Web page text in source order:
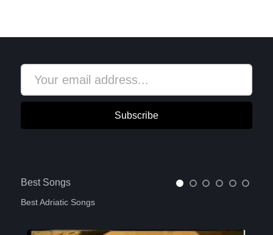
Subscribe
Best Songs
Best Adriatic Songs